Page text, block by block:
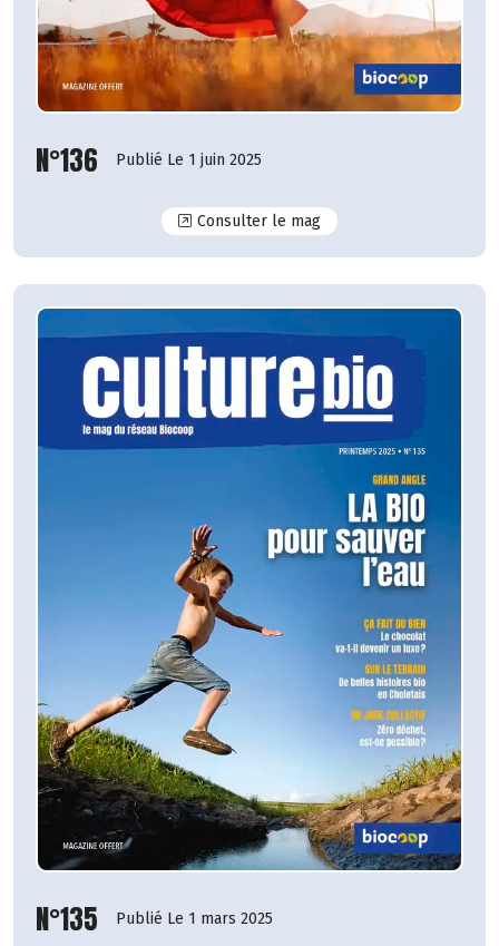
N°136 Publié Le 1 juin 2025
Consulter le magN°136
N°135 Publié Le 1 mars 2025